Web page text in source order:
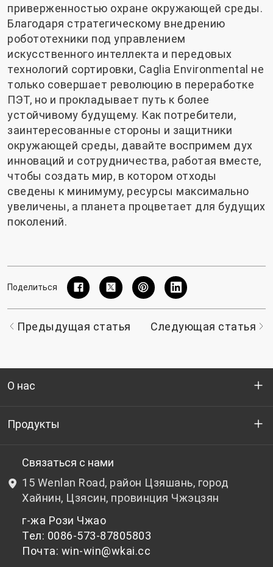
приверженностью охране окружающей среды.
Благодаря стратегическому внедрению
робототехники под управлением
искусственного интеллекта и передовых
технологий сортировки, Caglia Environmental не
только совершает революцию в переработке
ПЭТ, но и прокладывает путь к более
устойчивому будущему. Как потребители,
заинтересованные стороны и защитники
окружающей среды, давайте воспримем дух
инноваций и сотрудничества, работая вместе,
чтобы создать мир, в котором отходы
сведены к минимуму, ресурсы максимально
увеличены, а планета процветает для будущих
поколений.
Поделиться
Предыдущая статья Следующая статья
О нас
Кто мы
НИОКР
Новости и события
политика конфиденциальности
Продукты
Бутылочный ПЭТ-гранулят
Небутылочный ПЭТ-гранулят
Связаться с нами
15 Wenlan Road, район Цзяшань, город
Хайнин, Цзясин, провинция Чжэцзян
г-жа Рози Чжао
Тел: 0086-573-87805803
Почта: win-win@wkai.cc